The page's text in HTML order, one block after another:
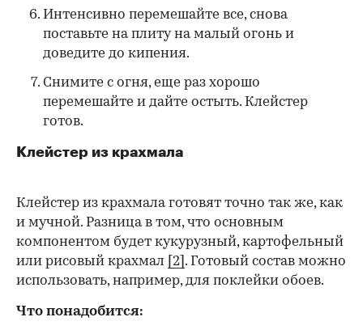
Интенсивно перемешайте все, снова
поставьте на плиту на малый огонь и
доведите до кипения.
Снимите с огня, еще раз хорошо
перемешайте и дайте остыть. Клейстер
готов.
Клейстер из крахмала
Клейстер из крахмала готовят точно так же, как
и мучной. Разница в том, что основным
компонентом будет кукурузный, картофельный
или рисовый крахмал
[2] . Готовый состав можно
использовать, например, для поклейки обоев.
Что понадобится: